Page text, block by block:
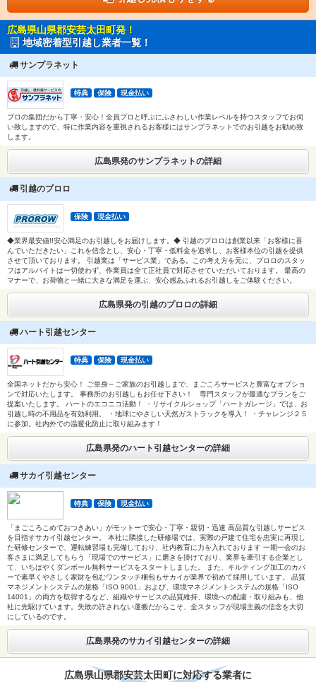
広島県山県郡安芸太田町発！
地域密着型引越し業者一覧！
サンプラネット
特典 保険 現金払い
プロの集団だから丁寧・安心！全員プロと呼ぶにふさわしい作業レベルを持つスタッフでお伺
い致しますので、特に作業内容を重視されるお客様にはサンプラネットでのお引越をお勧め致
します。
広島県発のサンプラネットの詳細
引越のプロロ
保険 現金払い
◆業界最安値!!安心満足のお引越しをお届けします。◆ 引越のプロロは創業以来「お客様に喜
んでいただきたい」これを信念とし、安心・丁寧・低料金を追求し、お客様本位の引越を提供
させて頂いております。 引越業は「サービス業」である。この考え方を元に、プロロのスタッ
フはアルバイトは一切使わず、作業員は全て正社員で対応させていただいております。 最高の
マナーで、お荷物と一緒に大きな満足を運ぶ、安心感あふれるお引越しをご体験ください。
広島県発の引越のプロロの詳細
ハート引越センター
特典 保険 現金払い
全国ネットだから安心！ ご単身～ご家族のお引越しまで、まごころサービスと豊富なオプショ
ンで対応いたします。 事務所のお引越しもお任せ下さい！ 専門スタッフが最適なプランをご
提案いたします。 ハートのエコニコ活動！ ・リサイクルショップ「ハートガレージ」では、お
引越し時の不用品を有効利用。 ・地球にやさしい天然ガストラックを導入！ ・チャレンジ２５
に参加。社内外での温暖化防止に取り組みます！
広島県発のハート引越センターの詳細
サカイ引越センター
特典 保険 現金払い
「まごころこめておつきあい」がモットーで安心・丁寧・親切・迅速 高品質な引越しサービス
を目指すサカイ引越センター。 本社に隣接した研修場では、実際の戸建て住宅を忠実に再現し
た研修センターで、運転練習場も完備しており、社内教育に力を入れております 一期一会のお
客さまに満足してもらう「現場でのサービス」に磨きを掛けており、業界を牽引する企業とし
て、いちはやくダンボール無料サービスをスタートしました。 また、キルティング加工のカバ
ーで素早くやさしく家財を包むワンタッチ梱包もサカイが業界で初めて採用しています。 品質
マネジメントシステムの規格「ISO 9001」および、環境マネジメントシステムの規格「ISO
14001」の両方を取得するなど、組織やサービスの品質維持、環境への配慮・取り組みも、他
社に先駆けています。失敗の許されない運搬だからこそ、全スタッフが現場主義の信念を大切
にしているのです。
広島県発のサカイ引越センターの詳細
広島県山県郡安芸太田町に対応する業者に